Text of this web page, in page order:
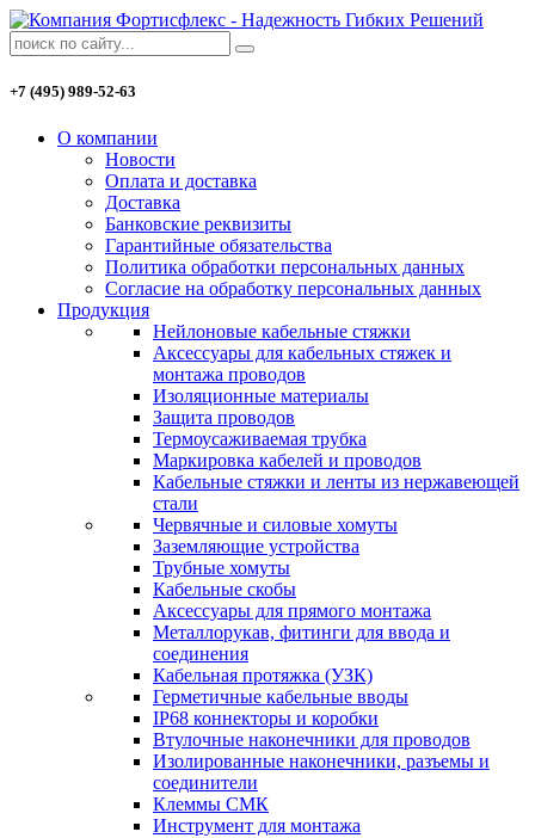
+7 (495) 989-52-63
О компании
Новости
Оплата и доставка
Доставка
Банковские реквизиты
Гарантийные обязательства
Политика обработки персональных данных
Согласие на обработку персональных данных
Продукция
Нейлоновые кабельные стяжки
Аксессуары для кабельных стяжек и
монтажа проводов
Изоляционные материалы
Защита проводов
Термоусаживаемая трубка
Маркировка кабелей и проводов
Кабельные стяжки и ленты из нержавеющей
стали
Червячные и силовые хомуты
Заземляющие устройства
Трубные хомуты
Кабельные скобы
Аксессуары для прямого монтажа
Металлорукав, фитинги для ввода и
соединения
Кабельная протяжка (УЗК)
Герметичные кабельные вводы
IP68 коннекторы и коробки
Втулочные наконечники для проводов
Изолированные наконечники, разъемы и
соединители
Клеммы СМК
Инструмент для монтажа